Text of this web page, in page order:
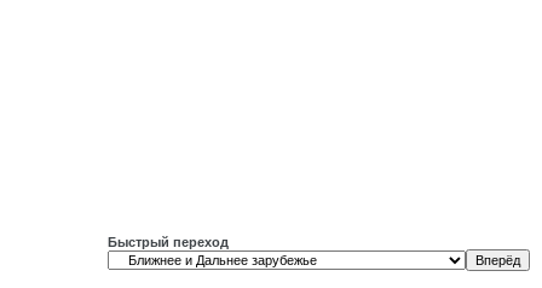
Быстрый переход